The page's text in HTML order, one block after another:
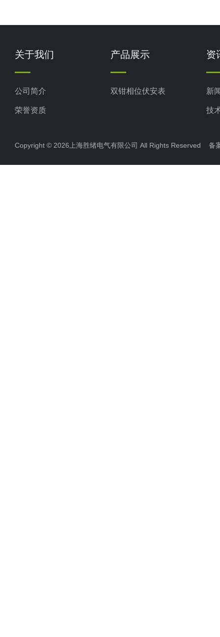
关于我们
公司简介
荣誉资质
产品展示
双钳相位伏安表
资
新
技
Copyright © 2026上海胜绪电气有限公司 All Rights Reserved 备